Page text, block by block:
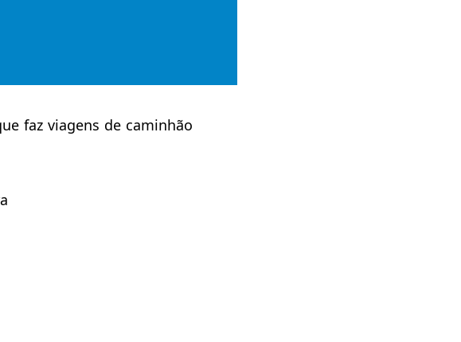
faz viagens de caminhão